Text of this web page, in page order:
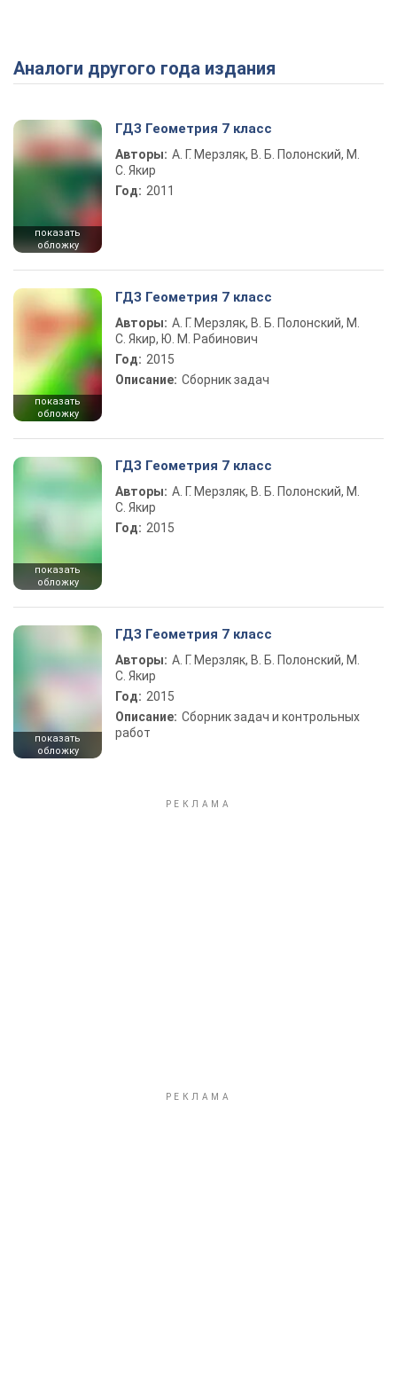
Play Video
Аналоги другого года издания
показать
обложку
ГДЗ Геометрия 7 класс
Авторы: А. Г. Мерзляк, В. Б. Полонский, М.
С. Якир
Год: 2011
показать
обложку
ГДЗ Геометрия 7 класс
Авторы: А. Г. Мерзляк, В. Б. Полонский, М.
С. Якир, Ю. М. Рабинович
Год: 2015
Описание: Сборник задач
показать
обложку
ГДЗ Геометрия 7 класс
Авторы: А. Г. Мерзляк, В. Б. Полонский, М.
С. Якир
Год: 2015
показать
обложку
ГДЗ Геометрия 7 класс
Авторы: А. Г. Мерзляк, В. Б. Полонский, М.
С. Якир
Год: 2015
Описание: Сборник задач и контрольных
работ